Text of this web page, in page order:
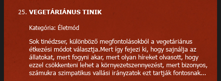
VEGETÁRIÁNUS TINIK
Kategória: Életmód
Sok tinédzser, különböző megfontolásokból a vegetáriánus
étkezési módot választja.Mert így fejezi ki, hogy sajnálja az
állatokat, mert fogyni akar, mert olyan híreket olvasott, hogy
ezzel csökkenteni lehet a környezetszennyezést, mert bizonyos,
számukra szimpatikus vallási irányzatok ezt tartják fontosnak...